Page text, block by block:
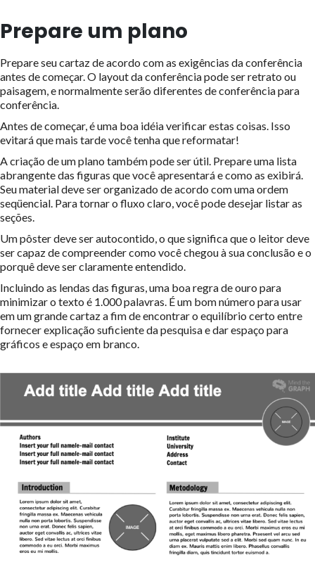
Prepare um plano
Prepare seu cartaz de acordo com as exigências da conferência
antes de começar. O layout da conferência pode ser retrato ou
paisagem, e normalmente serão diferentes de conferência para
conferência.
Antes de começar, é uma boa idéia verificar estas coisas. Isso
evitará que mais tarde você tenha que reformatar!
A criação de um plano também pode ser útil. Prepare uma lista
abrangente das figuras que você apresentará e como as exibirá.
Seu material deve ser organizado de acordo com uma ordem
seqüencial. Para tornar o fluxo claro, você pode desejar listar as
seções.
Um pôster deve ser autocontido, o que significa que o leitor deve
ser capaz de compreender como você chegou à sua conclusão e o
porquê deve ser claramente entendido.
Incluindo as lendas das figuras, uma boa regra de ouro para
minimizar o texto é 1.000 palavras. É um bom número para usar
em um grande cartaz a fim de encontrar o equilíbrio certo entre
fornecer explicação suficiente da pesquisa e dar espaço para
gráficos e espaço em branco.